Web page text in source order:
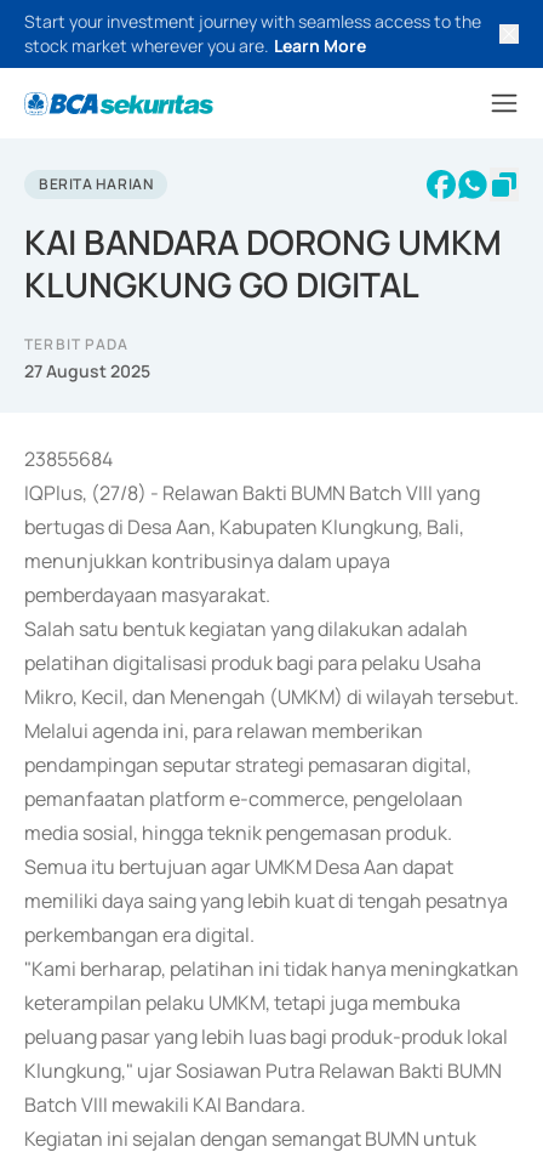
Start your investment journey with seamless access to the
stock market wherever you are. Learn More
BERITA HARIAN
KAI BANDARA DORONG UMKM
KLUNGKUNG GO DIGITAL
TERBIT PADA
27 August 2025
23855684
IQPlus, (27/8) - Relawan Bakti BUMN Batch VIII yang
bertugas di Desa Aan, Kabupaten Klungkung, Bali,
menunjukkan kontribusinya dalam upaya
pemberdayaan masyarakat.
Salah satu bentuk kegiatan yang dilakukan adalah
pelatihan digitalisasi produk bagi para pelaku Usaha
Mikro, Kecil, dan Menengah (UMKM) di wilayah tersebut.
Melalui agenda ini, para relawan memberikan
pendampingan seputar strategi pemasaran digital,
pemanfaatan platform e-commerce, pengelolaan
media sosial, hingga teknik pengemasan produk.
Semua itu bertujuan agar UMKM Desa Aan dapat
memiliki daya saing yang lebih kuat di tengah pesatnya
perkembangan era digital.
"Kami berharap, pelatihan ini tidak hanya meningkatkan
keterampilan pelaku UMKM, tetapi juga membuka
peluang pasar yang lebih luas bagi produk-produk lokal
Klungkung," ujar Sosiawan Putra Relawan Bakti BUMN
Batch VIII mewakili KAI Bandara.
Kegiatan ini sejalan dengan semangat BUMN untuk